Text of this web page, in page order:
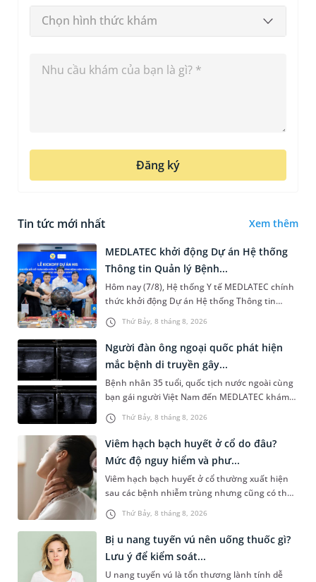
Chọn hình thức khám
Đăng ký
Tin tức mới nhất Xem thêm
Thứ Bảy, 8 tháng 8, 2026
MEDLATEC khởi động Dự án Hệ thống
Thông tin Quản lý Bệnh...
Hôm nay (7/8), Hệ thống Y tế MEDLATEC chính
thức khởi động Dự án Hệ thống Thông tin
Quản lý Bệnh viện (HIS - Hospital Information
System) giai đoạn mới. Dự á...
Thứ Bảy, 8 tháng 8, 2026
Người đàn ông ngoại quốc phát hiện
mắc bệnh di truyền gây...
Bệnh nhân 35 tuổi, quốc tịch nước ngoài cùng
bạn gái người Việt Nam đến MEDLATEC khám
sức khỏe tiền hôn nhân. Qua thăm khám và
làm các xét nghiệm chuyên sâu,...
Thứ Bảy, 8 tháng 8, 2026
Viêm hạch bạch huyết ở cổ do đâu?
Mức độ nguy hiểm và phư...
Viêm hạch bạch huyết ở cổ thường xuất hiện
sau các bệnh nhiễm trùng nhưng cũng có thể
liên quan đến lao hạch hoặc ung thư. Để tìm
hiểu nguyên nhân gây viêm,...
Bị u nang tuyến vú nên uống thuốc gì?
Lưu ý để kiểm soát...
U nang tuyến vú là tổn thương lành tính dễ